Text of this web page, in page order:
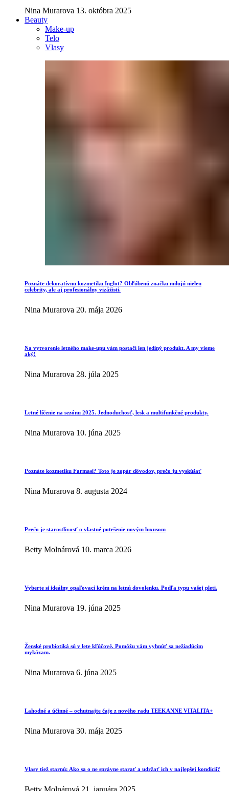
Nina Murarova 13. októbra 2025
Beauty
Make-up
Telo
Vlasy
Poznáte dekoratívnu kozmetiku Inglot? Obľúbenú značku milujú nielen
celebrity, ale aj profesionálny vizážisti.
Nina Murarova 20. mája 2026
Na vytvorenie letného make-upu vám postačí len jediný produkt. A my vieme
aký!
Nina Murarova 28. júla 2025
Letné líčenie na sezónu 2025. Jednoduchosť, lesk a multifunkčné produkty.
Nina Murarova 10. júna 2025
Poznáte kozmetiku Farmasi? Toto je zopár dôvodov, prečo ju vyskúšať
Nina Murarova 8. augusta 2024
Prečo je starostlivosť o vlastné potešenie novým luxusom
Betty Molnárová 10. marca 2026
Vyberte si ideálny opaľovací krém na letnú dovolenku. Podľa typu vašej pleti.
Nina Murarova 19. júna 2025
Ženské probiotiká sú v lete kľúčové. Pomôžu vám vyhnúť sa nežiadúcim
mykózam.
Nina Murarova 6. júna 2025
Lahodné a účinné – ochutnajte čaje z nového radu TEEKANNE VITALITA+
Nina Murarova 30. mája 2025
Vlasy tiež starnú: Ako sa o ne správne starať a udržať ich v najlepšej kondícii?
Betty Molnárová 21. januára 2025